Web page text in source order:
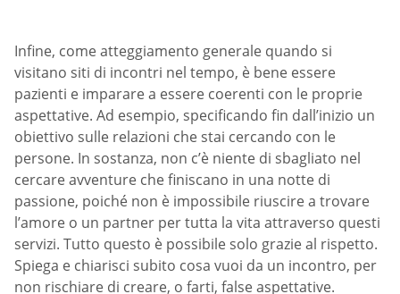
Infine, come atteggiamento generale quando si
visitano siti di incontri nel tempo, è bene essere
pazienti e imparare a essere coerenti con le proprie
aspettative. Ad esempio, specificando fin dall’inizio un
obiettivo sulle relazioni che stai cercando con le
persone. In sostanza, non c’è niente di sbagliato nel
cercare avventure che finiscano in una notte di
passione, poiché non è impossibile riuscire a trovare
l’amore o un partner per tutta la vita attraverso questi
servizi. Tutto questo è possibile solo grazie al rispetto.
Spiega e chiarisci subito cosa vuoi da un incontro, per
non rischiare di creare, o farti, false aspettative.